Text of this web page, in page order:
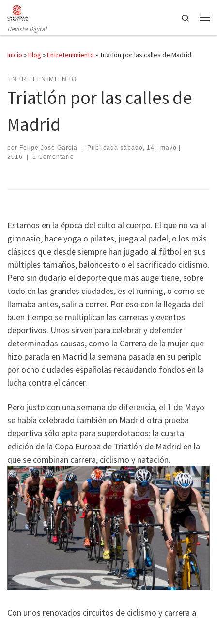
Saltar al contenido
Revista Digital
Search
Inicio »Blog »Entretenimiento »Triatlón por las calles de Madrid
ENTRETENIMIENTO
Triatlón por las calles de
Madrid
por Felipe José García | Publicada sábado, 14 | mayo |
2016
| 1 Comentario
Estamos en la época del culto al cuerpo. El que no va al
gimnasio, hace yoga o pilates, juega al padel, o los más
clásicos que desde siempre han jugado al fútbol en sus
múltiples tamaños, baloncesto o el sacrificado ciclismo.
Pero sin dudarlo el deporte que más auge tiene, sobre
todo en las grandes ciudades, es el running, o como se
llamaba antes, salir a correr. Por eso con la llegada del
buen tiempo se multiplican las carreras y eventos
deportivos. Unos sirven para celebrar y defender
determinadas causas, como la Carrera de la mujer que
hizo parada en Madrid la semana pasada en su periplo
por ocho ciudades españolas recaudando fondos en la
lucha contra el cáncer.
Pero justo con una semana de diferencia, el 1 de Mayo
se había celebrado también en Madrid otra prueba
deportiva sólo apta para superdotados: la cuarta
edición de la Copa Europa de Triatlón de Madrid en la
que se combinan carrera, ciclismo y natación.
Con unos renovados circuitos de ciclismo y carrera a